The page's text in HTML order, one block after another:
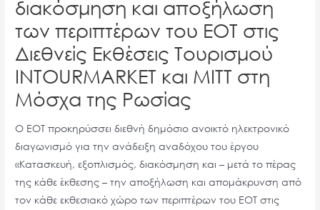
διακόσμηση και αποξήλωση
των περιπτέρων του ΕΟΤ στις
Διεθνείς Εκθέσεις Τουρισμού
INTOURMARKET και ΜΙΤΤ στη
Μόσχα της Ρωσίας
Ο ΕΟΤ προκηρύσσει διεθνή δημόσιο ανοικτό ηλεκτρονικό
διαγωνισμό για την ανάδειξη αναδόχου του έργου
«Κατασκευή, εξοπλισμός, διακόσμηση και – μετά το πέρας
της κάθε έκθεσης – την αποξήλωση και απομάκρυνση από
τον κάθε εκθεσιακό χώρο των περιπτέρων του ΕΟΤ στις